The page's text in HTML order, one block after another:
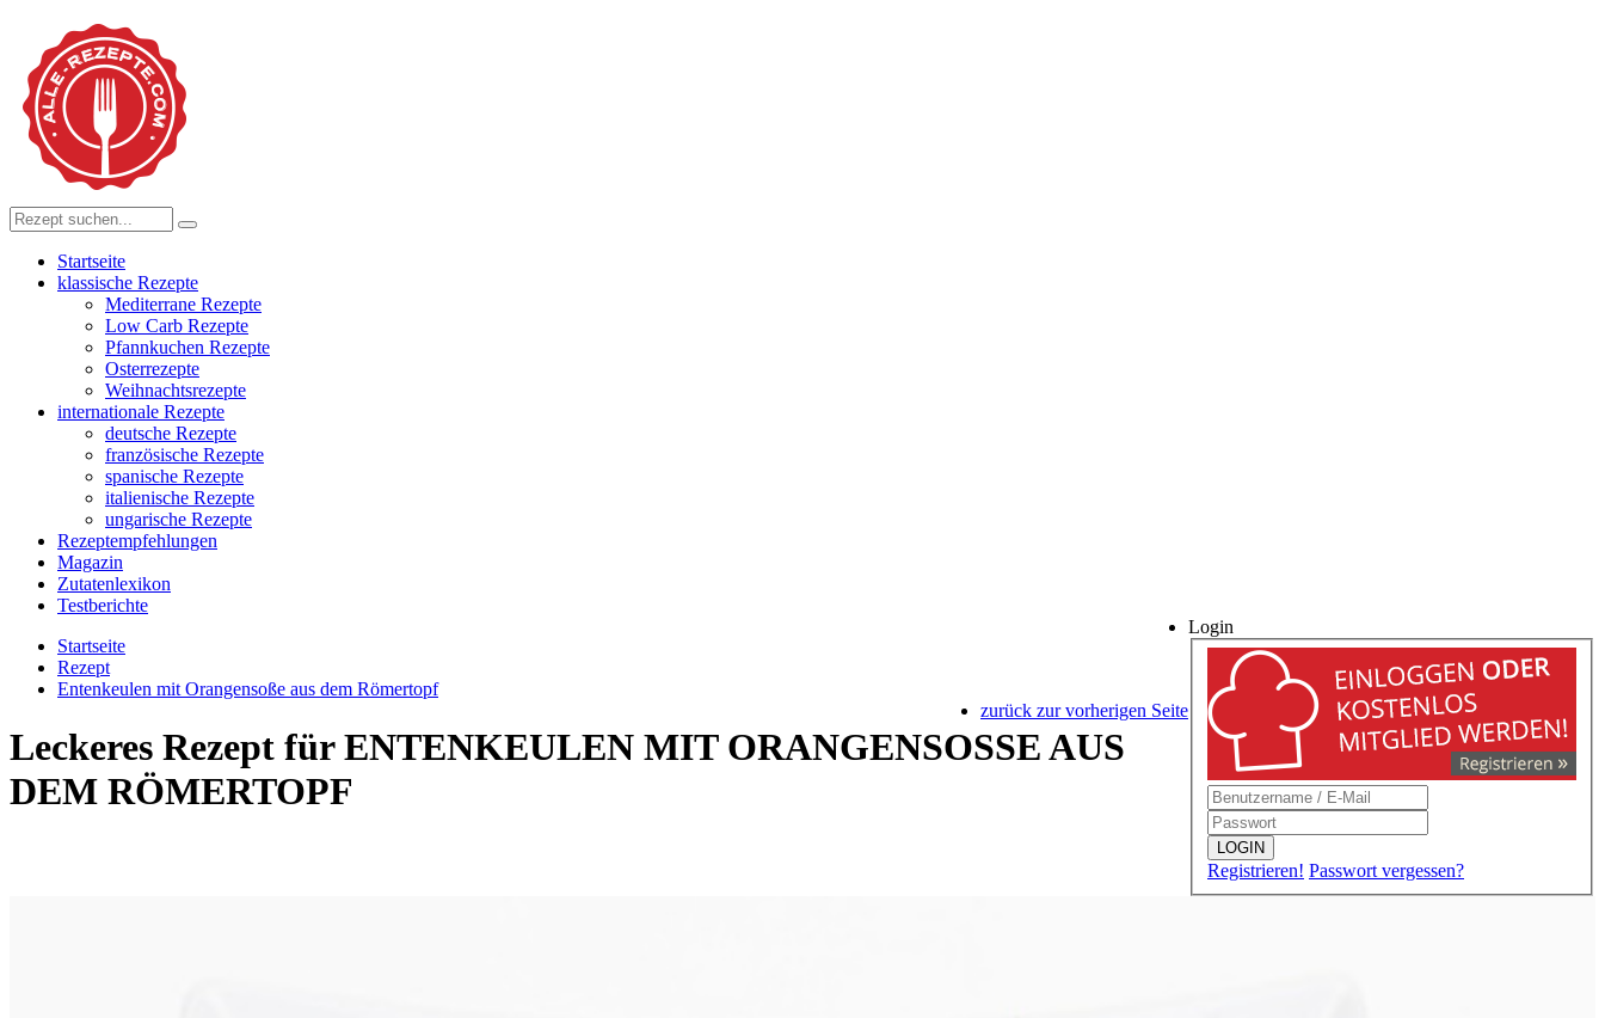
Startseite
klassische Rezepte
Mediterrane Rezepte
Low Carb Rezepte
Pfannkuchen Rezepte
Osterrezepte
Weihnachtsrezepte
internationale Rezepte
deutsche Rezepte
französische Rezepte
spanische Rezepte
italienische Rezepte
ungarische Rezepte
Rezeptempfehlungen
Magazin
Zutatenlexikon
Testberichte
Login
LOGIN
Registrieren! Passwort vergessen?
Startseite
Rezept
Entenkeulen mit Orangensoße aus dem Römertopf
zurück zur vorherigen Seite
Leckeres Rezept fürENTENKEULEN MIT ORANGENSOSSE AUS D
EM RÖMERTOPF